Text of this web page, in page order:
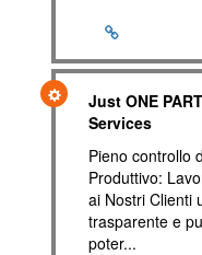
Just ONE
Services
Pieno controllo
Produttivo:
ai Nostri Clienti
trasparente e
poter...